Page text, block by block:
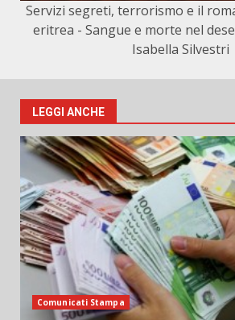
Servizi segreti, terrorismo e il
eritrea - Sangue e morte nel
Isabella Silvestri
LEGGI ANCHE
Comunicati Stampa